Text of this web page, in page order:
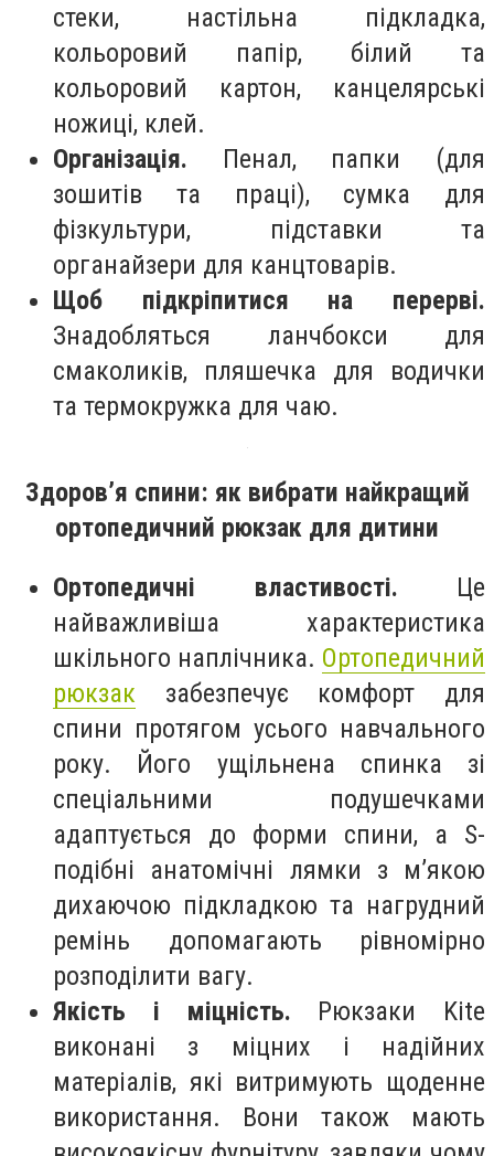
стеки, настільна підкладка,
кольоровий папір, білий та
кольоровий картон, канцелярські
ножиці, клей.
Організація. Пенал, папки (для
зошитів та праці), сумка для
фізкультури, підставки та
органайзери для канцтоварів.
Щоб підкріпитися на перерві.
Знадобляться ланчбокси для
смаколиків, пляшечка для водички
та термокружка для чаю.
Здоров’я спини: як вибрати найкращий
ортопедичний рюкзак для дитини
Ортопедичні властивості. Це
найважливіша характеристика
шкільного наплічника. Ортопедичний
рюкзак забезпечує комфорт для
спини протягом усього навчального
року. Його ущільнена спинка зі
спеціальними подушечками
адаптується до форми спини, а S-
подібні анатомічні лямки з м’якою
дихаючою підкладкою та нагрудний
ремінь допомагають рівномірно
розподілити вагу.
Якість і міцність. Рюкзаки Kite
виконані з міцних і надійних
матеріалів, які витримують щоденне
використання. Вони також мають